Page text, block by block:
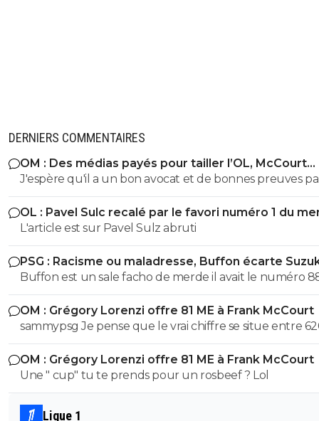
DERNIERS COMMENTAIRES
OM : Des médias payés pour tailler l’OL, McCourt
accusé
J'espère qu'il a un bon avocat et de bonnes preuves
qu'il va vite exploser en vol avec ses différentes
OL : Pavel Sulc recalé par le favori numéro 1 du
L'article est sur Pavel Sulz abruti
PSG : Racisme ou maladresse, Buffon écarte
Buffon est un sale facho de merde il avait le numéro
cetait pas un hasard...
OM : Grégory Lorenzi offre 81 ME à Frank McCourt
sammypsg Je pense que le vrai chiffre se situe entre
700 M
OM : Grégory Lorenzi offre 81 ME à Frank McCourt
Une " cup" tu te prends pour un rosbeef ? Lol
Ligue 1